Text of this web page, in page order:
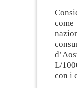
L/
con i